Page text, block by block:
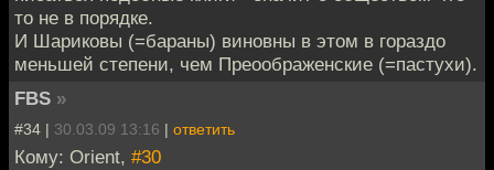
то не в порядке.
И Шариковы (=бараны) виновны в этом в гораздо
меньшей степени, чем Преоображенские (=пастухи).
FBS »
#34 | 30.03.09 13:16 | ответить
Кому: Orient, #30